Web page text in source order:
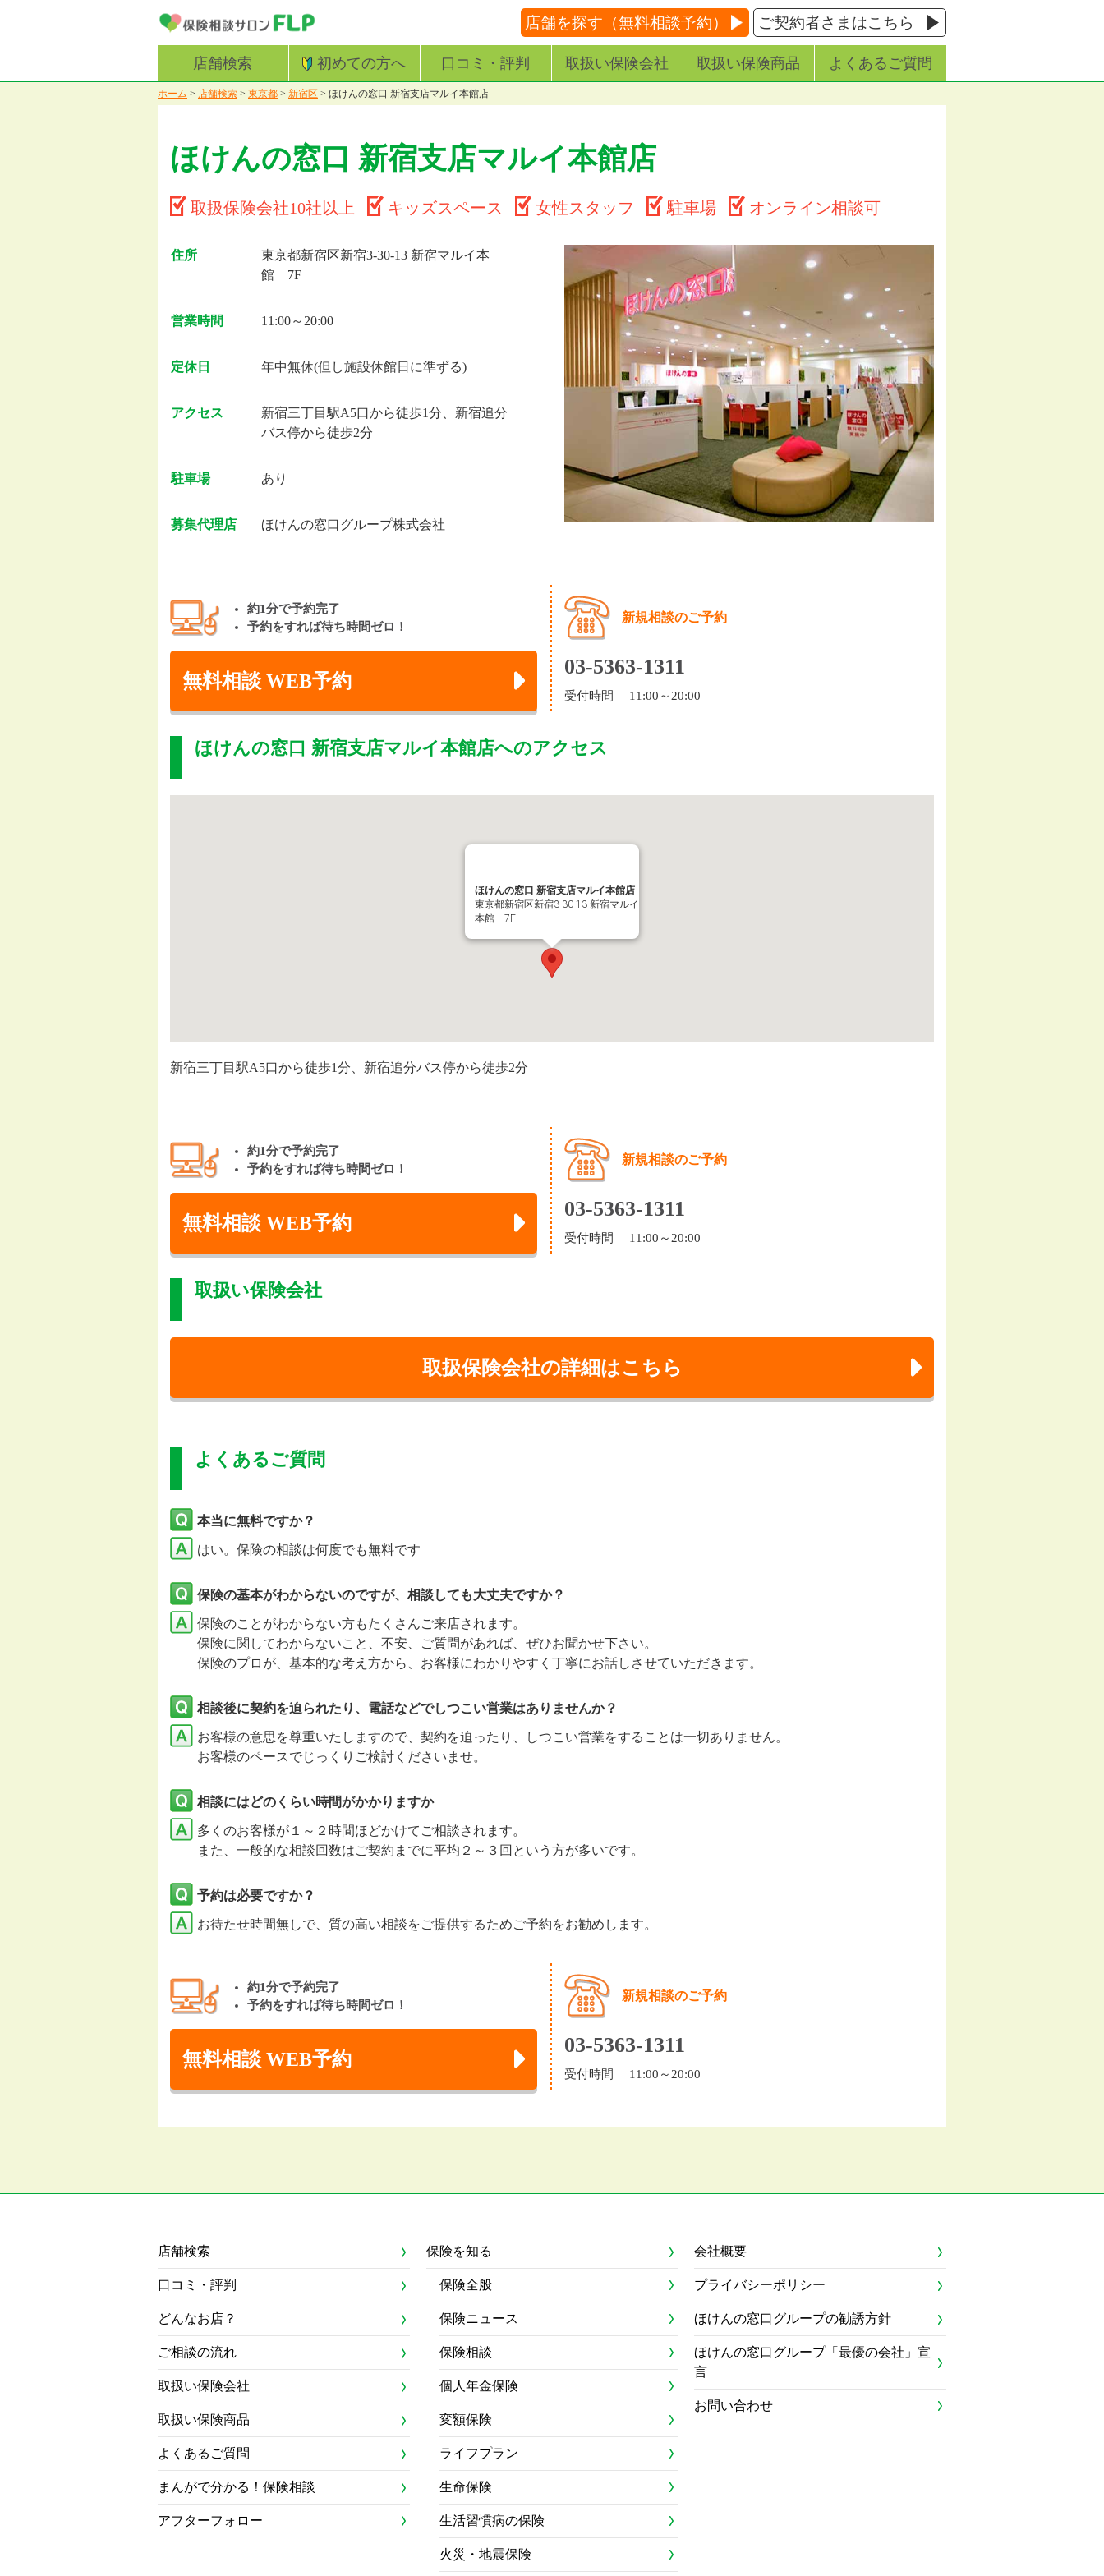
店舗を探す（無料相談予約） ご契約者さまはこちら
店舗検索 初めての方へ 口コミ・評判 取扱い保険会社 取扱い保険商品 よくあるご質問
ホーム > 店舗検索 > 東京都 > 新宿区 > ほけんの窓口 新宿支店マルイ本館店
ほけんの窓口 新宿支店マルイ本館店
取扱保険会社10社以上 キッズスペース 女性スタッフ 駐車場 オンライン相談可
住所
東京都新宿区新宿3-30-13 新宿マルイ本
館 7F
営業時間 11:00～20:00
定休日 年中無休(但し施設休館日に準ずる)
アクセス
新宿三丁目駅A5口から徒歩1分、新宿追分
バス停から徒歩2分
駐車場 あり
募集代理店 ほけんの窓口グループ株式会社
約1分で予約完了
予約をすれば待ち時間ゼロ！
無料相談 WEB予約
新規相談のご予約
03-5363-1311
受付時間 11:00～20:00
ほけんの窓口 新宿支店マルイ本館店へのアクセス
ほけんの窓口 新宿支店マルイ本館店
東京都新宿区新宿3-30-13 新宿マルイ
本館 7F
新宿三丁目駅A5口から徒歩1分、新宿追分バス停から徒歩2分
約1分で予約完了
予約をすれば待ち時間ゼロ！
無料相談 WEB予約
新規相談のご予約
03-5363-1311
受付時間 11:00～20:00
取扱い保険会社
取扱保険会社の詳細はこちら
よくあるご質問
本当に無料ですか？
はい。保険の相談は何度でも無料です
保険の基本がわからないのですが、相談しても大丈夫ですか？
保険のことがわからない方もたくさんご来店されます。
保険に関してわからないこと、不安、ご質問があれば、ぜひお聞かせ下さい。
保険のプロが、基本的な考え方から、お客様にわかりやすく丁寧にお話しさせていただきます。
相談後に契約を迫られたり、電話などでしつこい営業はありませんか？
お客様の意思を尊重いたしますので、契約を迫ったり、しつこい営業をすることは一切ありません。
お客様のペースでじっくりご検討くださいませ。
相談にはどのくらい時間がかかりますか
多くのお客様が１～２時間ほどかけてご相談されます。
また、一般的な相談回数はご契約までに平均２～３回という方が多いです。
予約は必要ですか？
お待たせ時間無しで、質の高い相談をご提供するためご予約をお勧めします。
約1分で予約完了
予約をすれば待ち時間ゼロ！
無料相談 WEB予約
新規相談のご予約
03-5363-1311
受付時間 11:00～20:00
店舗検索
口コミ・評判
どんなお店？
ご相談の流れ
取扱い保険会社
取扱い保険商品
よくあるご質問
まんがで分かる！保険相談
アフターフォロー
保険を知る
保険全般
保険ニュース
保険相談
個人年金保険
変額保険
ライフプラン
生命保険
生活習慣病の保険
火災・地震保険
会社概要
プライバシーポリシー
ほけんの窓口グループの勧誘方針
ほけんの窓口グループ「最優の会社」宣
言
お問い合わせ